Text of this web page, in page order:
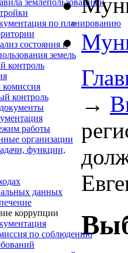
землепользования и
по планированию
состояния и
земель
контроль
комиссия
контроль
работы
организации
функции,
данных
коррупции
по соблюдению
→